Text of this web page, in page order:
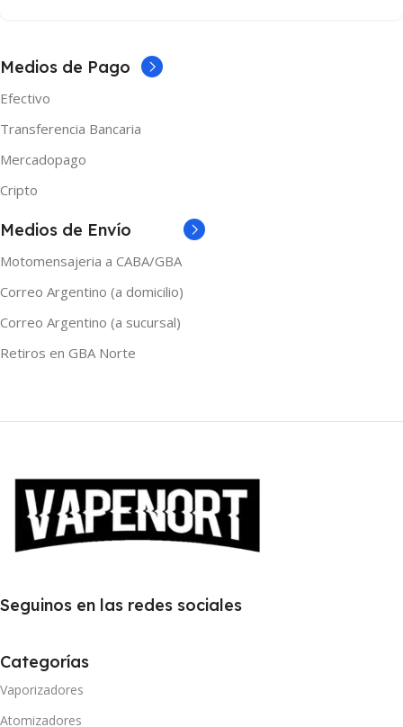
Medios de Pago
Efectivo
Transferencia Bancaria
Mercadopago
Cripto
Medios de Envío
Motomensajeria a CABA/GBA
Correo Argentino (a domicilio)
Correo Argentino (a sucursal)
Retiros en GBA Norte
Seguinos en las redes sociales
Categorías
Vaporizadores
Atomizadores